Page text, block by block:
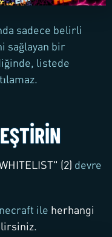
sadece belirli
sağlayan bir
listede
" (2) devre
ile herhangi